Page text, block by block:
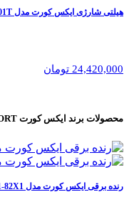
هیلتی شارژی ایکس کورت مدل XDC09-2001T
24,420,000 تومان
محصولات برند ایکس کورت XCORT
رنده برقی ایکس کورت مدل XMB01-82X1